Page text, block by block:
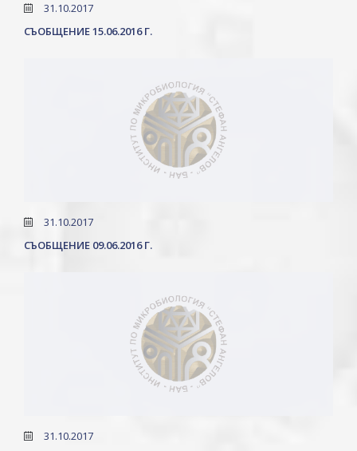
31.10.2017
СЪОБЩЕНИЕ 15.06.2016 Г.
31.10.2017
СЪОБЩЕНИЕ 09.06.2016 Г.
31.10.2017